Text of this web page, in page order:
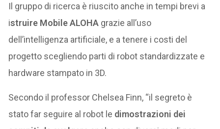
Il gruppo di ricerca è riuscito anche in tempi brevi a
istruire Mobile ALOHA grazie all’uso
dell’intelligenza artificiale, e a tenere i costi del
progetto scegliendo parti di robot standardizzate e
hardware stampato in 3D.
Secondo il professor Chelsea Finn, “il segreto è
stato far seguire al robot le dimostrazioni dei